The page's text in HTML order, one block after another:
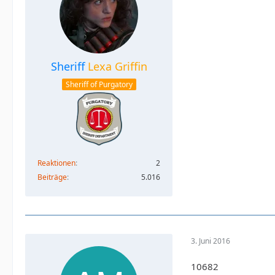
Sheriff Lexa Griffin
Sheriff of Purgatory
Reaktionen
2
Beiträge
5.016
3. Juni 2016
10682